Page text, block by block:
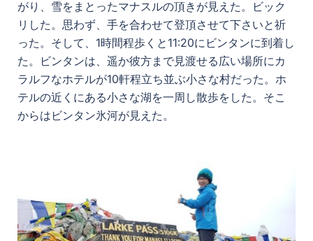
がり、雪をまとったマナスルの頂きが見えた。ビック
リした。思わず、手を合わせて登頂させて下さいと祈
った。そして、1時間程歩くと11:20にビンタンに到着し
た。ビンタンは、遥か彼方まで見渡せる広い場所にカ
ラルフなホテルが10軒程立ち並ぶ小さな村だった。ホ
テルの近くにある小さな湖を一周し散歩をした。そこ
からはビンタン氷河が見えた。